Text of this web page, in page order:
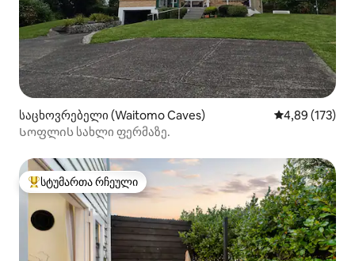
საცხოვრებელი (Waitomo Caves) საშუალო
4,89 (173)
Სოფლის სახლი ფერმაზე.
სტუმართა რჩეული მოწინავე ვარიანტი
სტუმართა რჩეული